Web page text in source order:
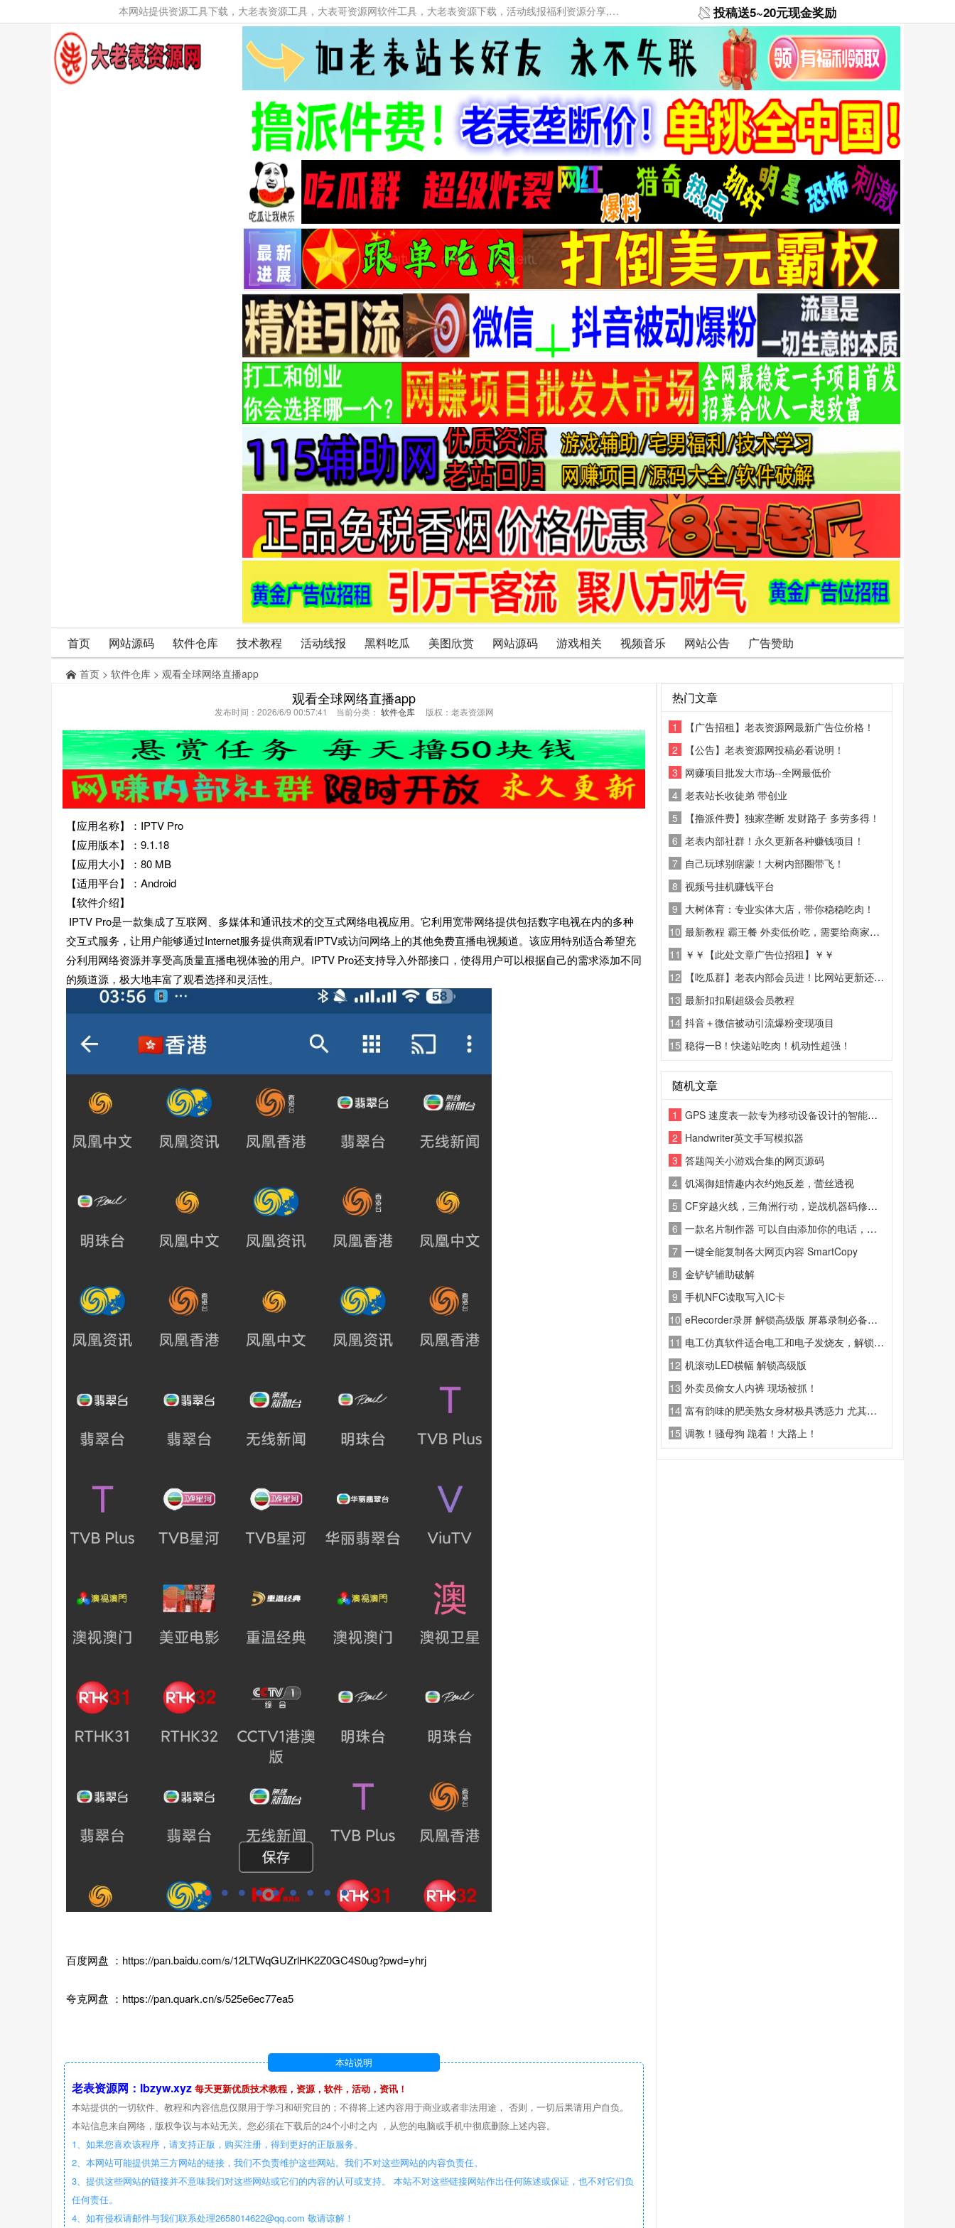
本网站提供资源工具下载，大老表资源工具，大表哥资源网软件工具，大老表资源下载，活动线报福利资源分享,活动线报，大型网游经典游戏，网络热门技术游戏辅助交流与分享。 投稿送5~20元现金奖励
首页 网站源码 软件仓库 技术教程 活动线报 黑料吃瓜 美图欣赏 网站源码 游戏相关 视频音乐 网站公告 广告赞助
首页 > 软件仓库 > 观看全球网络直播app
观看全球网络直播app
发布时间：2026/6/9 00:57:41 当前分类： 软件仓库版权：老表资源网
【应用名称】：IPTV Pro
【应用版本】：9.1.18
【应用大小】：80 MB
【适用平台】：Android
【软件介绍】
IPTV Pro是一款集成了互联网、多媒体和通讯技术的交互式网络电视应用。它利用宽带网络提供包括数字电视在内的多种
交互式服务，让用户能够通过Internet服务提供商观看IPTV或访问网络上的其他免费直播电视频道。该应用特别适合希望充
分利用网络资源并享受高质量直播电视体验的用户。IPTV Pro还支持导入外部接口，使得用户可以根据自己的需求添加不同
的频道源，极大地丰富了观看选择和灵活性。
百度网盘 ：https://pan.baidu.com/s/12LTWqGUZrlHK2Z0GC4S0ug?pwd=yhrj
夸克网盘 ：https://pan.quark.cn/s/525e6ec77ea5
本站说明
老表资源网：lbzyw.xyz 每天更新优质技术教程，资源，软件，活动，资讯！
本站提供的一切软件、教程和内容信息仅限用于学习和研究目的；不得将上述内容用于商业或者非法用途， 否则，一切后果请用户自负。
本站信息来自网络，版权争议与本站无关。您必须在下载后的24个小时之内 ，从您的电脑或手机中彻底删除上述内容。
1、如果您喜欢该程序，请支持正版，购买注册，得到更好的正版服务。
2、本网站可能提供第三方网站的链接，我们不负责维护这些网站。我们不对这些网站的内容负责任。
3、提供这些网站的链接并不意味我们对这些网站或它们的内容的认可或支持。 本站不对这些链接网站作出任何陈述或保证，也不对它们负
任何责任。
4、如有侵权请邮件与我们联系处理2658014622@qq.com 敬请谅解！
热门文章
1
【广告招租】老表资源网最新广告位价格！
2
【公告】老表资源网投稿必看说明！
3 网赚项目批发大市场--全网最低价
4 老表站长收徒弟 带创业
5
【撸派件费】独家垄断 发财路子 多劳多得！
6 老表内部社群！永久更新各种赚钱项目！
7 自己玩球别瞎蒙！大树内部圈带飞！
8 视频号挂机赚钱平台
9 大树体育：专业实体大店，带你稳稳吃肉！
10 最新教程 霸王餐 外卖低价吃，需要给商家好评
11 ￥￥【此处文章广告位招租】￥￥
12
【吃瓜群】老表内部会员进！比网站更新还精彩！
13 最新扣扣刷超级会员教程
14 抖音＋微信被动引流爆粉变现项目
15 稳得一B！快递站吃肉！机动性超强！
随机文章
1
GPS 速度表一款专为移动设备设计的智能测速与里程记录工具
2 Handwriter英文手写模拟器
3 答题闯关小游戏合集的网页源码
4 饥渴御姐情趣内衣约炮反差，蕾丝透视
5 CF穿越火线，三角洲行动，逆战机器码修改软件！一键修改
6 一款名片制作器 可以自由添加你的电话，地址，邮箱，姓名，公司的logo
7 一键全能复制各大网页内容 SmartCopy
8 金铲铲辅助破解
9 手机NFC读取写入IC卡
10 eRecorder录屏 解锁高级版 屏幕录制必备工具
11 电工仿真软件适合电工和电子发烧友，解锁了永久会员，尽情学习吧
12 机滚动LED横幅 解锁高级版
13 外卖员偷女人内裤 现场被抓！
14 富有韵味的肥美熟女身材极具诱惑力 尤其是这对柔软
15 调教！骚母狗 跪着！大路上！